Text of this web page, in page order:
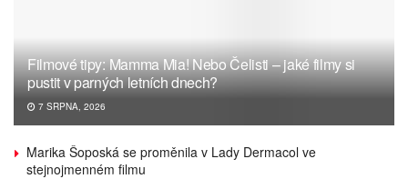
Filmové tipy: Mamma Mia! Nebo Čelisti – jaké filmy si
pustit v parných letních dnech?
7 SRPNA, 2026
Marika Šoposká se proměnila v Lady Dermacol ve
stejnojmenném filmu